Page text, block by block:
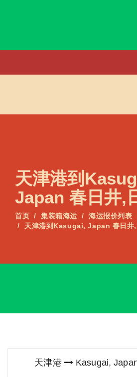
天津港到
Japan 春日井,
首页 集装箱海运
海运报价列表
天津港到Kasugai, Japan 春日井
天津港 Kasugai,